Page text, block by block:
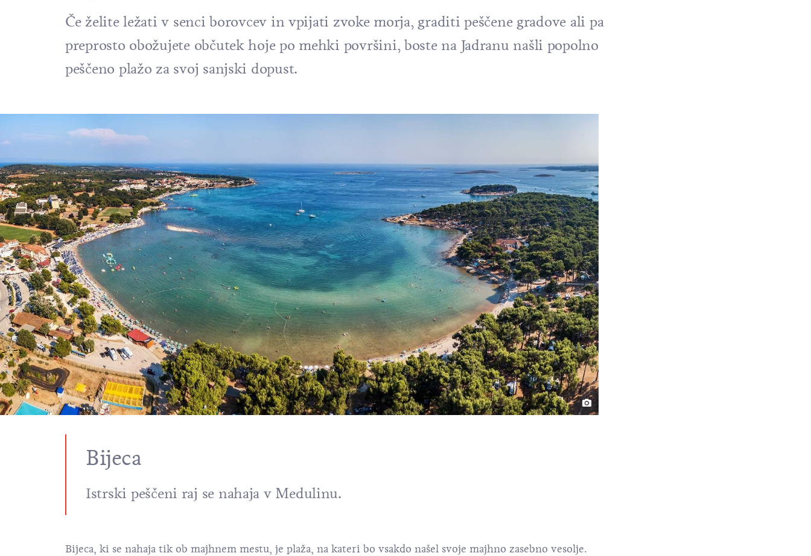
Če želite ležati v senci borovcev in vpijati zvoke morja, graditi peščene gradove ali pa
preprosto obožujete občutek hoje po mehki površini, boste na Jadranu našli popolno
peščeno plažo za svoj sanjski dopust.
Bijeca
Istrski peščeni raj se nahaja v Medulinu.
Bijeca, ki se nahaja tik ob majhnem mestu, je plaža, na kateri bo vsakdo našel svoje majhno zasebno vesolje.